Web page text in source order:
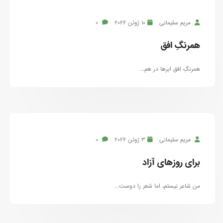
مریم سلیمانی 10 ژوئن 2026
همرنگِ افق
همرنگِ افق ابرها در هم...
مریم سلیمانی 3 ژوئن 2026
برای روزهای آزاد
من شاعر نیستم، اما شعر را دوست...